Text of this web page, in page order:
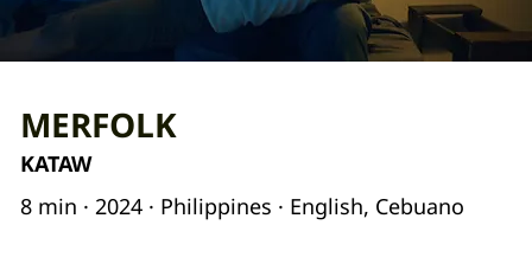
MERFOLK
KATAW
8 min · 2024 · Philippines · English, Cebuano